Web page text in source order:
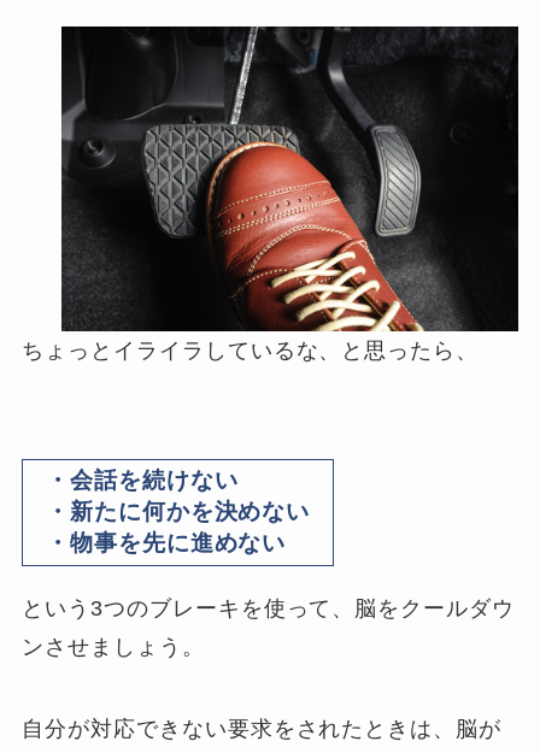
ちょっとイライラしているな、と思ったら、
・会話を続けない
・新たに何かを決めない
・物事を先に進めない
という3つのブレーキを使って、脳をクールダウ
ンさせましょう。
自分が対応できない要求をされたときは、脳が